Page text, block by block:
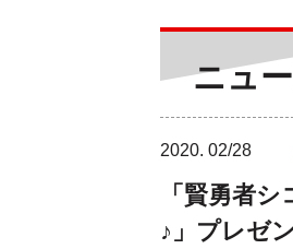
ニュ
2020. 02/28
「賢勇者
♪」プレゼ